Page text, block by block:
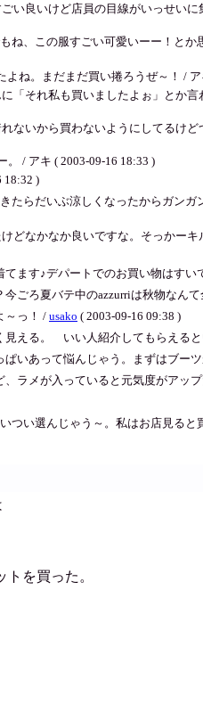
良いけど店員の目線がいっせい
、この服すごい可愛いーー！と
ね。まだまだ買い捲ろうぜ～！ / ア
「それ私も買いましたよぉ」とか
いから買わないようにしてるけ
/ アキ ( 2003-09-16 18:33 )
18:32 )
たらだいぶ涼しくなったからガン
なかなか良いですな。そっかー
ます♪デパートでのお買い物はす
ごろ夏バテ中のazzurriは秋物なん
～っ！ / usako ( 2003-09-16 09:38 )
見える。 いい人紹介してもらえる
いあって悩んじゃう。まずはブー
ラメが入っていると元気度がアッ
つい選んじゃう～。私はお店見る
を買った。